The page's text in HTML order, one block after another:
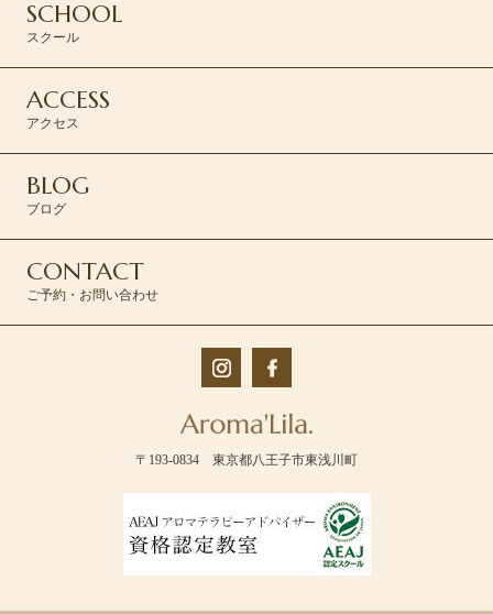
SCHOOL
スクール
ACCESS
アクセス
BLOG
ブログ
CONTACT
ご予約・お問い合わせ
〒193-0834 東京都八王子市東浅川町